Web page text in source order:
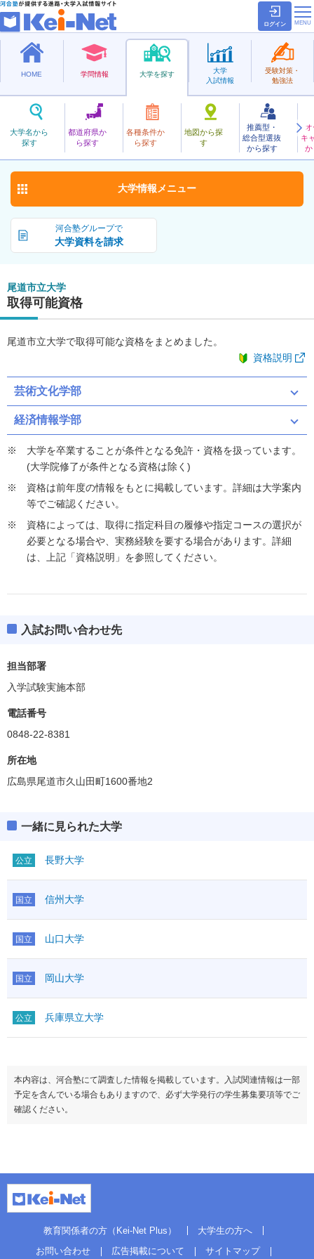
ログイン
HOME 学問情報 大学を探す
大学名から
探す
都道府県か
ら探す
各種条件か
ら探す
地図から探
す
推薦型・
総合型選抜
から探す
キ
か
大学
入試情報
受験対策・
勉強法
公立
おのみちしりつ
尾道市立大学 お気に入り
河合塾グループで
大学資料を請求
大学情報 メニュー
尾道市立大学
取得可能資格
尾道市立大学で取得可能な資格をまとめました。
資格説明
芸術文化学部
経済情報学部
大学を卒業することが条件となる免許・資格を扱っています。
(大学院修了が条件となる資格は除く)
資格は前年度の情報をもとに掲載しています。詳細は大学案内
等でご確認ください。
資格によっては、取得に指定科目の履修や指定コースの選択が
必要となる場合や、実務経験を要する場合があります。詳細
は、上記「資格説明」を参照してください。
入試お問い合わせ先
担当部署
入学試験実施本部
電話番号
0848-22-8381
所在地
広島県尾道市久山田町1600番地2
一緒に見られた大学
公立 長野大学
国立 信州大学
国立 山口大学
国立 岡山大学
公立 兵庫県立大学
本内容は、河合塾にて調査した情報を掲載しています。入試関連情報は一部
予定を含んでいる場合もありますので、必ず大学発行の学生募集要項等でご
確認ください。
教育関係者の方（Kei-Net Plus）
大学生の方へ
お問い合わせ
広告掲載について サイトマップ